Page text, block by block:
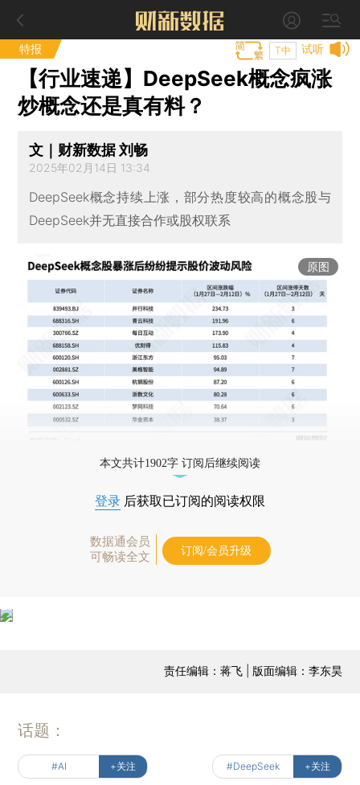
特报 试听
T中
【行业速递】DeepSeek概念疯涨
炒概念还是真有料？
文｜财新数据 刘畅
2025年02月14日 13:34
DeepSeek概念持续上涨，部分热度较高的概念股与
DeepSeek并无直接合作或股权联系
原图
本文共计1902字 订阅后继续阅读
登录 后获取已订阅的阅读权限
数据通会员
可畅读全文
订阅/会员升级
责任编辑：蒋飞 | 版面编辑：李东昊
话题：
#AI +关注 #DeepSeek +关注